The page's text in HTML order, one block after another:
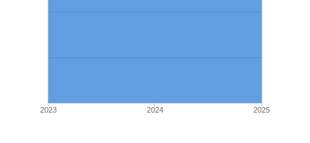
2023 2024 2025